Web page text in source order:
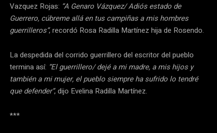
Vazquez Rojas: “A Genaro Vázquez/ Adiós estado de
Guerrero, cúbreme allá en tus campiñas a mis hombres
guerrilleros”, recordó Rosa Radilla Martínez hija de Rosendo.
La despedida del corrido guerrillero del escritor del pueblo
termina así: “El guerrillero/ dejé a mi madre, a mis hijos y
también a mi mujer, el pueblo siempre ha sufrido lo tendré
que defender”, dijo Evelina Radilla Martínez.
***